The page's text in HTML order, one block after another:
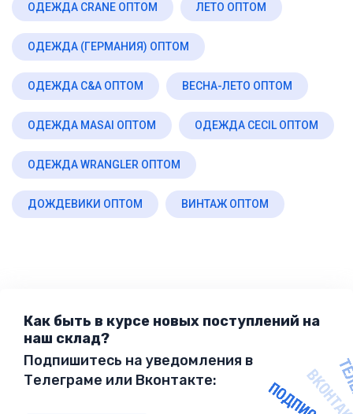
ОДЕЖДА CRANE ОПТОМ ЛЕТО ОПТОМ
ОДЕЖДА (ГЕРМАНИЯ) ОПТОМ
ОДЕЖДА C&A ОПТОМ ВЕСНА-ЛЕТО ОПТОМ
ОДЕЖДА MASAI ОПТОМ ОДЕЖДА CECIL ОПТОМ
ОДЕЖДА WRANGLER ОПТОМ
ДОЖДЕВИКИ ОПТОМ ВИНТАЖ ОПТОМ
Как быть в курсе новых поступлений на
наш склад?
Подпишитесь на уведомления в
Телеграме или Вконтакте: